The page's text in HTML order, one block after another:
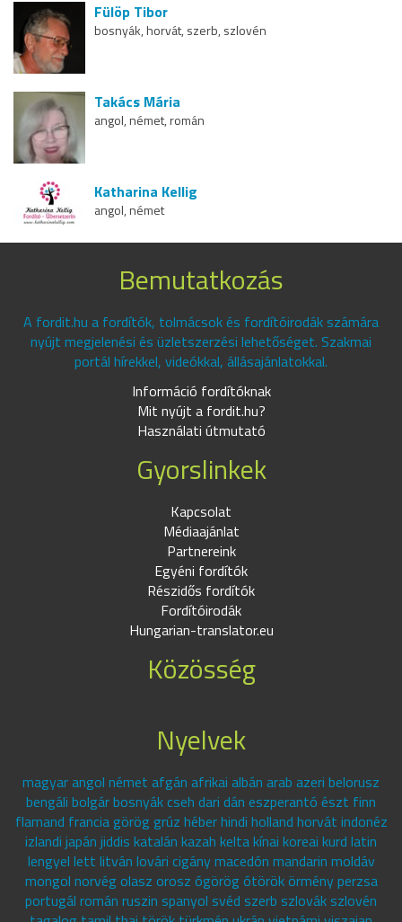
Fülöp Tibor
bosnyák, horvát, szerb, szlovén
Takács Mária
angol, német, román
Katharina Kellig
angol, német
Bemutatkozás
A fordit.hu a fordítók, tolmácsok és fordítóirodák számára
nyújt megjelenési és üzletszerzési lehetőséget. Szakmai
portál hírekkel, videókkal, állásajánlatokkal.
Információ fordítóknak
Mit nyújt a fordit.hu?
Használati útmutató
Gyorslinkek
Kapcsolat
Médiaajánlat
Partnereink
Egyéni fordítók
Részidős fordítók
Fordítóirodák
Hungarian-translator.eu
Közösség
Nyelvek
magyar angol német afgán afrikai albán arab azeri belorusz
bengáli bolgár bosnyák cseh dari dán eszperantó észt finn
flamand francia görög grúz héber hindi holland horvát indonéz
izlandi japán jiddis katalán kazah kelta kínai koreai kurd latin
lengyel lett litván lovári cigány macedón mandarin moldáv
mongol norvég olasz orosz ógörög ótörök örmény perzsa
portugál román ruszin spanyol svéd szerb szlovák szlovén